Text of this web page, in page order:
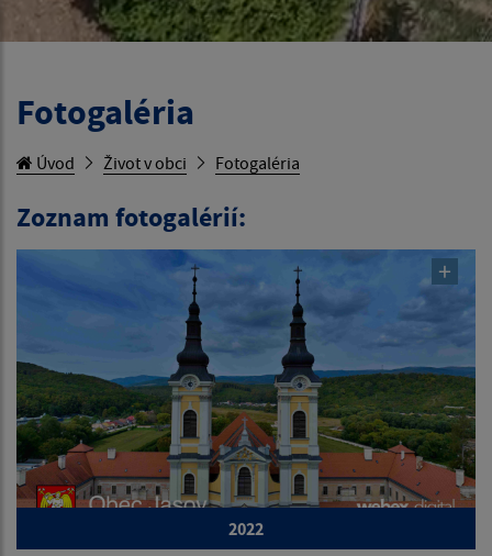
Fotogaléria
Úvod Život v obci Fotogaléria
Zoznam fotogalérií:
2022